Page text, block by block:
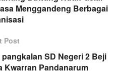
Menggandeng Berbagai
Post
SD Negeri 2 Beji
Kwarran Pandanarum